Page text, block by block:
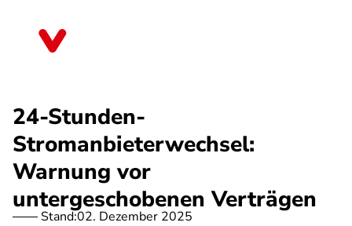
24-Stunden-
Stromanbieterwechsel:
Warnung vor
untergeschobenen Verträgen
Stand:02. Dezember 2025